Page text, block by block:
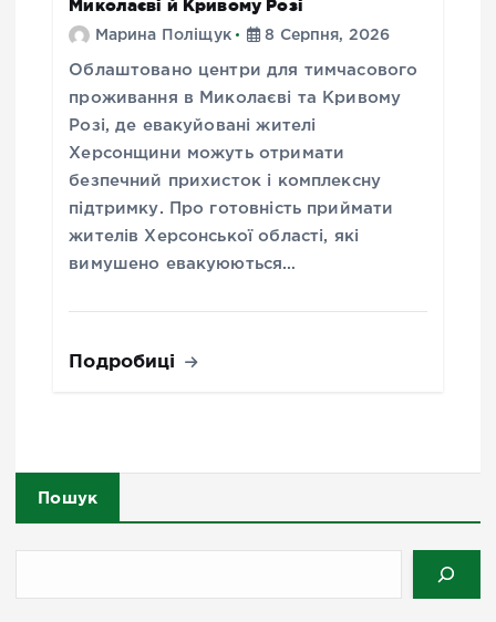
Миколаєві й Кривому Розі
Марина Поліщук 8 Серпня, 2026
Облаштовано центри для тимчасового
проживання в Миколаєві та Кривому
Розі, де евакуйовані жителі
Херсонщини можуть отримати
безпечний прихисток і комплексну
підтримку. Про готовність приймати
жителів Херсонської області, які
вимушено евакуюються…
Подробиці
Пошук